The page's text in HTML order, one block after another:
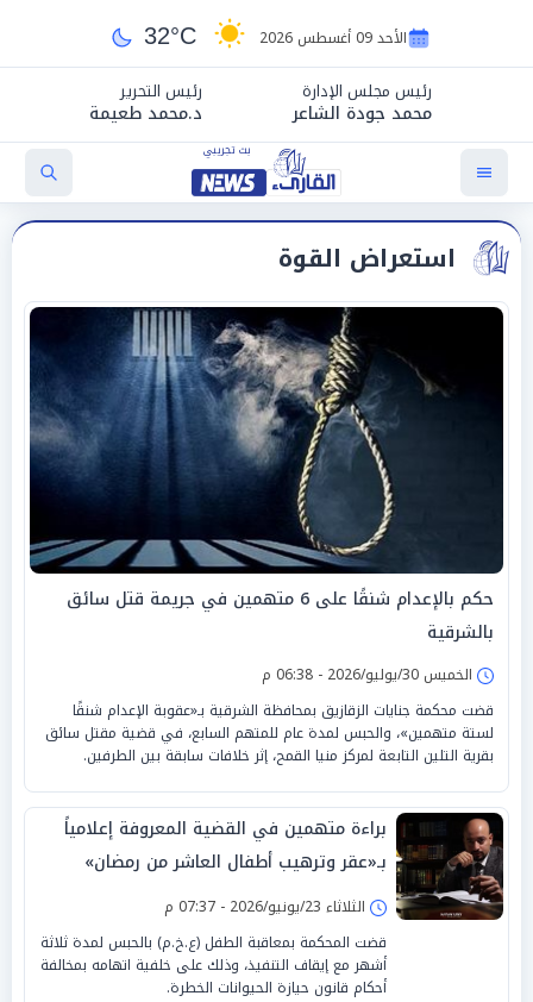
الأحد 09 أغسطس 2026 32°C
رئيس مجلس الإدارة
محمد جودة الشاعر
رئيس التحرير
د.محمد طعيمة
استعراض القوة
حكم بالإعدام شنقًا على 6 متهمين في جريمة قتل سائق
بالشرقية
الخميس 30/يوليو/2026 - 06:38 م
قضت محكمة جنايات الزقازيق بمحافظة الشرقية بـ«عقوبة الإعدام شنقًا
لستة متهمين»، والحبس لمدة عام للمتهم السابع، في قضية مقتل سائق
بقرية التلين التابعة لمركز منيا القمح، إثر خلافات سابقة بين الطرفين.
براءة متهمين في القضية المعروفة إعلامياً
بـ«عقر وترهيب أطفال العاشر من رمضان»
الثلاثاء 23/يونيو/2026 - 07:37 م
قضت المحكمة بمعاقبة الطفل (ع.خ.م) بالحبس لمدة ثلاثة
أشهر مع إيقاف التنفيذ، وذلك على خلفية اتهامه بمخالفة
أحكام قانون حيازة الحيوانات الخطرة.